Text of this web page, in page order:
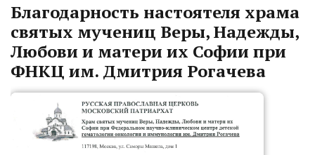
Благодарность настоятеля храма
святых мучениц Веры, Надежды,
Любови и матери их Софии при
ФНКЦ им. Дмитрия Рогачева